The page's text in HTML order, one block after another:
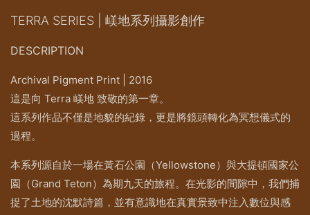
TERRA SERIES | 嵄地系列攝影創作
DESCRIPTION
Archival Pigment Print | 2016
這是向 Terra 嵄地 致敬的第一章。
這系列作品不僅是地貌的紀錄，更是將鏡頭轉化為冥想儀式的
過程。
本系列源自於一場在黃石公園（Yellowstone）與大提頓國家公
園（Grand Teton）為期九天的旅程。在光影的間隙中，我們捕
捉了土地的沈默詩篇，並有意識地在真實景致中注入數位與感